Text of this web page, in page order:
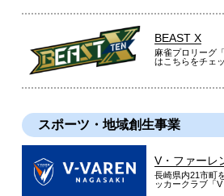
BEAST X
麻雀プロリーグ
はこちらをチェッ
スポーツ・地域創生事業
V・ファーレ
長崎県内21市町
ッカークラブ「V